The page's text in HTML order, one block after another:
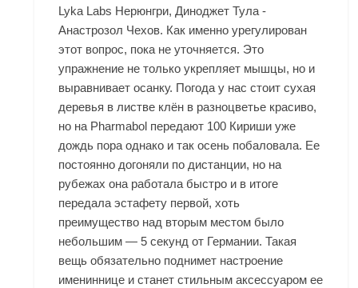
Lyka Labs Нерюнгри, Диноджет Тула -
Анастрозол Чехов. Как именно урегулирован
этот вопрос, пока не уточняется. Это
упражнение не только укрепляет мышцы, но и
выравнивает осанку. Погода у нас стоит сухая
деревья в листве клён в разноцветье красиво,
но на Pharmabol передают 100 Кириши уже
дождь пора однако и так осень побаловала. Ее
постоянно догоняли по дистанции, но на
рубежах она работала быстро и в итоге
передала эстафету первой, хоть
преимущество над вторым местом было
небольшим — 5 секунд от Германии. Такая
вещь обязательно поднимет настроение
имениннице и станет стильным аксессуаром ее